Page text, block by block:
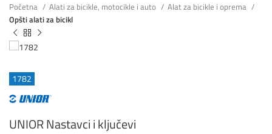
Početna Alati za bicikle, motocikle i auto
Alat za bicikle i oprema
Opšti alati za bicikl
1782
UNIOR Nastavci i ključevi